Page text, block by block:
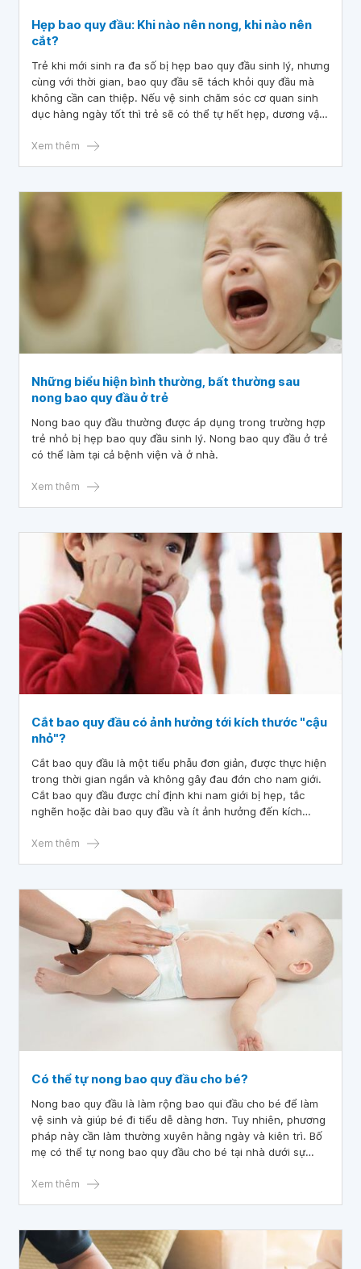
Hẹp bao quy đầu: Khi nào nên nong, khi nào nên
cắt?
Trẻ khi mới sinh ra đa số bị hẹp bao quy đầu sinh lý, nhưng
cùng với thời gian, bao quy đầu sẽ tách khỏi quy đầu mà
không cần can thiệp. Nếu vệ sinh chăm sóc cơ quan sinh
dục hàng ngày tốt thì trẻ sẽ có thể tự hết hẹp, dương vật
Xem thêm
Những biểu hiện bình thường, bất thường sau
nong bao quy đầu ở trẻ
Nong bao quy đầu thường được áp dụng trong trường hợp
trẻ nhỏ bị hẹp bao quy đầu sinh lý. Nong bao quy đầu ở trẻ
có thể làm tại cả bệnh viện và ở nhà.
Xem thêm
Cắt bao quy đầu có ảnh hưởng tới kích thước "cậu
nhỏ"?
Cắt bao quy đầu là một tiểu phẫu đơn giản, được thực hiện
trong thời gian ngắn và không gây đau đớn cho nam giới.
Cắt bao quy đầu được chỉ định khi nam giới bị hẹp, tắc
nghẽn hoặc dài bao quy đầu và ít ảnh hưởng đến kích
Xem thêm
Có thể tự nong bao quy đầu cho bé?
Nong bao quy đầu là làm rộng bao qui đầu cho bé để làm
vệ sinh và giúp bé đi tiểu dễ dàng hơn. Tuy nhiên, phương
pháp này cần làm thường xuyên hằng ngày và kiên trì. Bố
mẹ có thể tự nong bao quy đầu cho bé tại nhà dưới sự
Xem thêm